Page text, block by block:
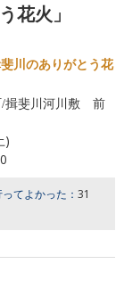
花火」
川のありがとう花
/揖斐川河川敷 前
)
てよかった： 31